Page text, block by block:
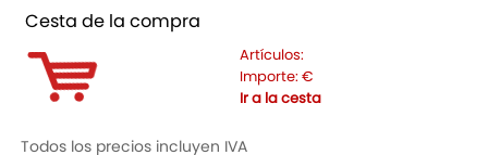
Cesta de la compra
Artículos:
Importe: €
Ir a la cesta
Todos los precios incluyen IVA